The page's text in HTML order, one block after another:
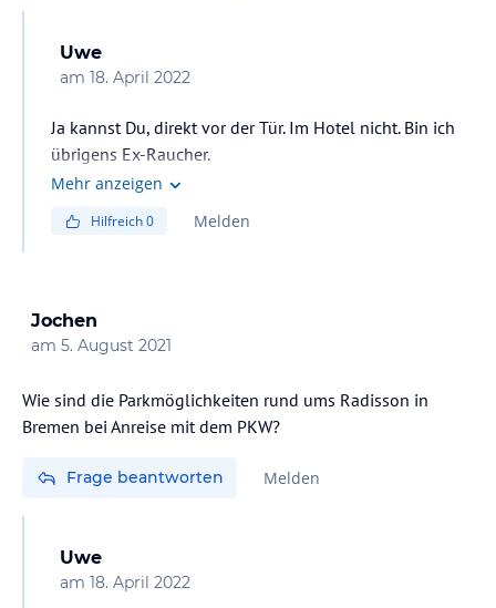
Uwe
am 18. April 2022
Ja kannst Du, direkt vor der Tür. Im Hotel nicht. Bin ich
übrigens Ex-Raucher.
Mehr anzeigen
Hilfreich0 Melden
Jochen
am 5. August 2021
Wie sind die Parkmöglichkeiten rund ums Radisson in
Bremen bei Anreise mit dem PKW?
Frage beantworten Melden
Uwe
am 18. April 2022